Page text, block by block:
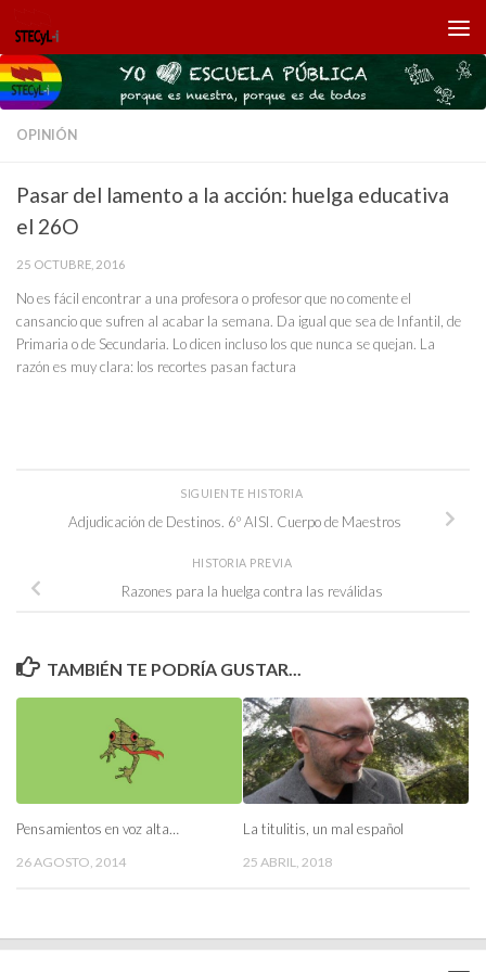
Saltar al contenido
OPINIÓN
Pasar del lamento a la acción: huelga educativa
el 26O
25 OCTUBRE, 2016
No es fácil encontrar a una profesora o profesor que no comente el
cansancio que sufren al acabar la semana. Da igual que sea de Infantil, de
Primaria o de Secundaria. Lo dicen incluso los que nunca se quejan. La
razón es muy clara: los recortes pasan factura
SIGUIENTE HISTORIA
Adjudicación de Destinos. 6º AISI. Cuerpo de Maestros
HISTORIA PREVIA
Razones para la huelga contra las reválidas
TAMBIÉN TE PODRÍA GUSTAR...
Pensamientos en voz alta…
26 AGOSTO, 2014
La titulitis, un mal español
25 ABRIL, 2018